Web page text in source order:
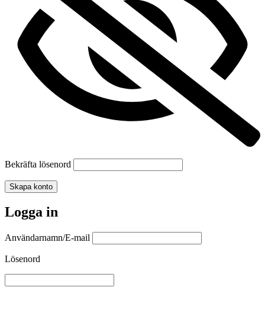
Bekräfta lösenord
Skapa konto
Logga in
Användarnamn/E-mail
Lösenord